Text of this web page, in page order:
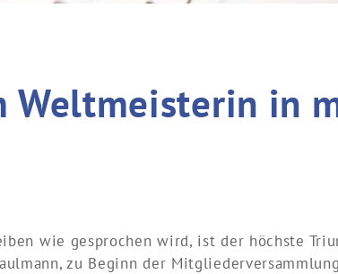
Weltmeisterin in
wie gesprochen wird, ist der höchste
zu Beginn der